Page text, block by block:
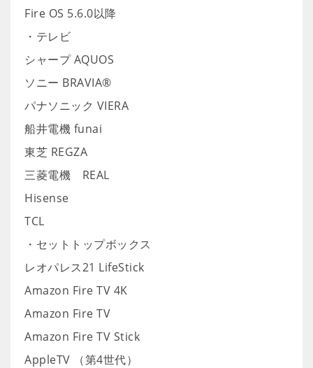
Fire OS 5.6.0以降
・テレビ
シャープ AQUOS
ソニー BRAVIA®
パナソニック VIERA
船井電機 funai
東芝 REGZA
三菱電機 REAL
Hisense
TCL
・セットトップボックス
レオパレス21 LifeStick
Amazon Fire TV 4K
Amazon Fire TV
Amazon Fire TV Stick
AppleTV （第4世代）